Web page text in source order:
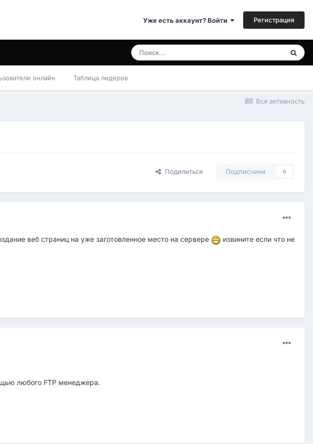
Уже есть аккаунт? Войти Регистрация
онлайн Таблица лидеров
Вся активность
Поделиться Подписчики 0
веб страниц на уже заготовленное место на сервере
извините если что не
любого FTP менеджера.